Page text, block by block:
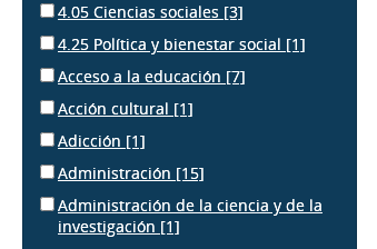
4.05 Ciencias sociales [3]
4.25 Política y bienestar social [1]
Acceso a la educación [7]
Acción cultural [1]
Adicción [1]
Administración [15]
Administración de la ciencia y de la
investigación [1]